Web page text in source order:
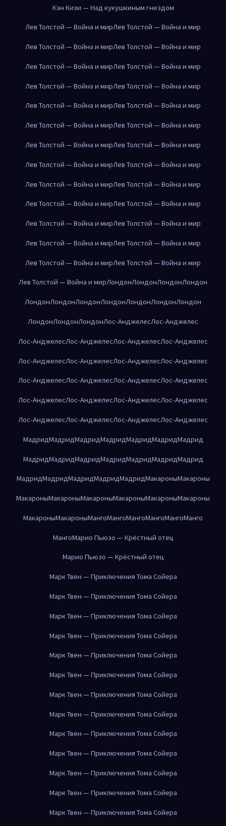
Кэн Кизи — Над кукушкиным гнездом
Лев Толстой — Война и мирЛев Толстой — Война и мир
Лев Толстой — Война и мирЛев Толстой — Война и мир
Лев Толстой — Война и мирЛев Толстой — Война и мир
Лев Толстой — Война и мирЛев Толстой — Война и мир
Лев Толстой — Война и мирЛев Толстой — Война и мир
Лев Толстой — Война и мирЛев Толстой — Война и мир
Лев Толстой — Война и мирЛев Толстой — Война и мир
Лев Толстой — Война и мирЛев Толстой — Война и мир
Лев Толстой — Война и мирЛев Толстой — Война и мир
Лев Толстой — Война и мирЛев Толстой — Война и мир
Лев Толстой — Война и мирЛев Толстой — Война и мир
Лев Толстой — Война и мирЛев Толстой — Война и мир
Лев Толстой — Война и мирЛев Толстой — Война и мир
Лев Толстой — Война и мирЛондонЛондонЛондонЛондон
ЛондонЛондонЛондонЛондонЛондонЛондонЛондон
ЛондонЛондонЛондонЛос-АнджелесЛос-Анджелес
Лос-АнджелесЛос-АнджелесЛос-АнджелесЛос-Анджелес
Лос-АнджелесЛос-АнджелесЛос-АнджелесЛос-Анджелес
Лос-АнджелесЛос-АнджелесЛос-АнджелесЛос-Анджелес
Лос-АнджелесЛос-АнджелесЛос-АнджелесЛос-Анджелес
Лос-АнджелесЛос-АнджелесЛос-АнджелесЛос-Анджелес
МадридМадридМадридМадридМадридМадридМадрид
МадридМадридМадридМадридМадридМадридМадрид
МадридМадридМадридМадридМадридМакароныМакароны
МакароныМакароныМакароныМакароныМакароныМакароны
МакароныМакароныМангоМангоМангоМангоМангоМанго
МангоМарио Пьюзо — Крёстный отец
Марио Пьюзо — Крёстный отец
Марк Твен — Приключения Тома Сойера
Марк Твен — Приключения Тома Сойера
Марк Твен — Приключения Тома Сойера
Марк Твен — Приключения Тома Сойера
Марк Твен — Приключения Тома Сойера
Марк Твен — Приключения Тома Сойера
Марк Твен — Приключения Тома Сойера
Марк Твен — Приключения Тома Сойера
Марк Твен — Приключения Тома Сойера
Марк Твен — Приключения Тома Сойера
Марк Твен — Приключения Тома Сойера
Марк Твен — Приключения Тома Сойера
Марк Твен — Приключения Тома Сойера